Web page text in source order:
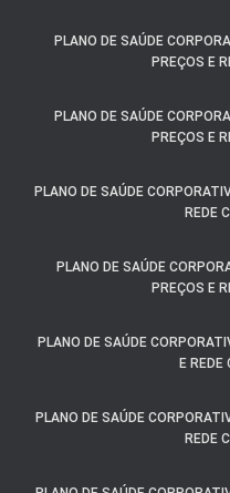
PLANO DE SAÚDE
PREÇOS E
PLANO DE SAÚDE
PREÇOS E
PLANO DE SAÚDE
REDE
PLANO DE SAÚDE
PREÇOS E
PLANO DE SAÚDE
E REDE
PLANO DE SAÚDE
REDE